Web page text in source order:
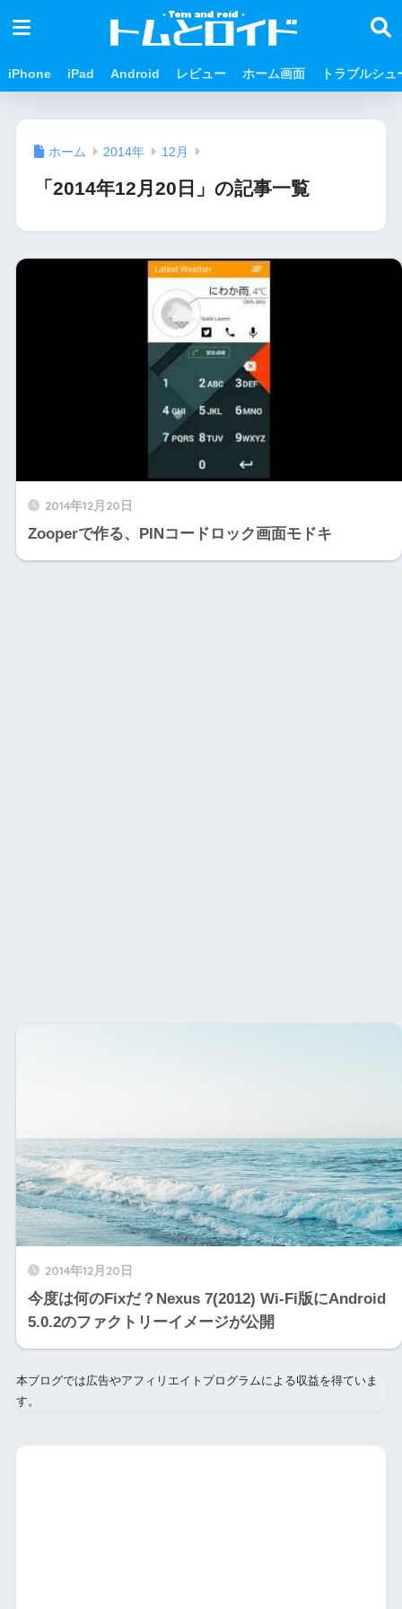
iPhone iPad Android レビュー ホーム画面 トラブルシュ
ホーム 2014年 12月
「2014年12月20日」の記事一覧
2014年12月20日
Zooperで作る、PINコードロック画面モドキ
2014年12月20日
今度は何のFixだ？Nexus 7(2012) Wi-Fi版にAndroid
5.0.2のファクトリーイメージが公開
本ブログでは広告やアフィリエイトプログラムによる収益を得ていま
す。